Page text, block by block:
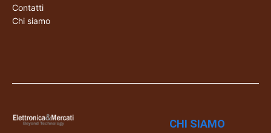
Contatti
Chi siamo
CHI SIAMO